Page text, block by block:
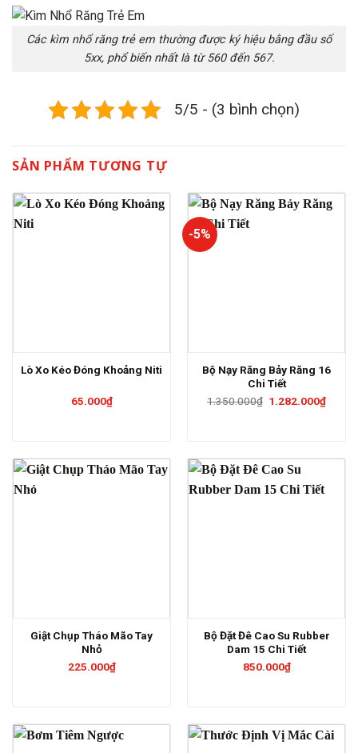
Các kìm nhổ răng trẻ em thường được ký hiệu bằng đầu số
5xx, phổ biến nhất là từ 560 đến 567.
5/5 - (3 bình chọn)
SẢN PHẨM TƯƠNG TỰ
Lò Xo Kéo Đóng Khoảng Niti
65.000₫
-5%
Bộ Nạy Răng Bảy Răng 16
Chi Tiết
1.350.000₫ Giá
1.282.000₫Giá
Giật Chụp Tháo Mão Tay
Nhỏ
225.000₫
Bộ Đặt Đê Cao Su Rubber
Dam 15 Chi Tiết
850.000₫